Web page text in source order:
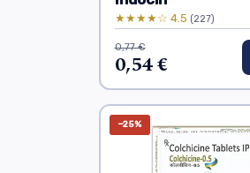
★★★★☆ 4.5 (227)
0,77 €
0,54 €
−25%